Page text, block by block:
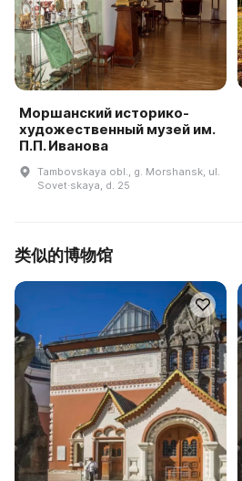
Моршанский историко-
художественный музей им.
П.П. Иванова
Tambovskaya obl., g. Morshansk, ul.
Sovet·skaya, d. 25
类似的博物馆